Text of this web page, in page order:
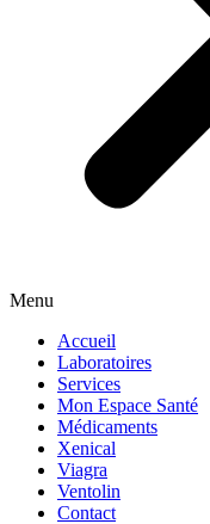
Menu
Accueil
Laboratoires
Services
Mon Espace Santé
Médicaments
Xenical
Viagra
Ventolin
Contact